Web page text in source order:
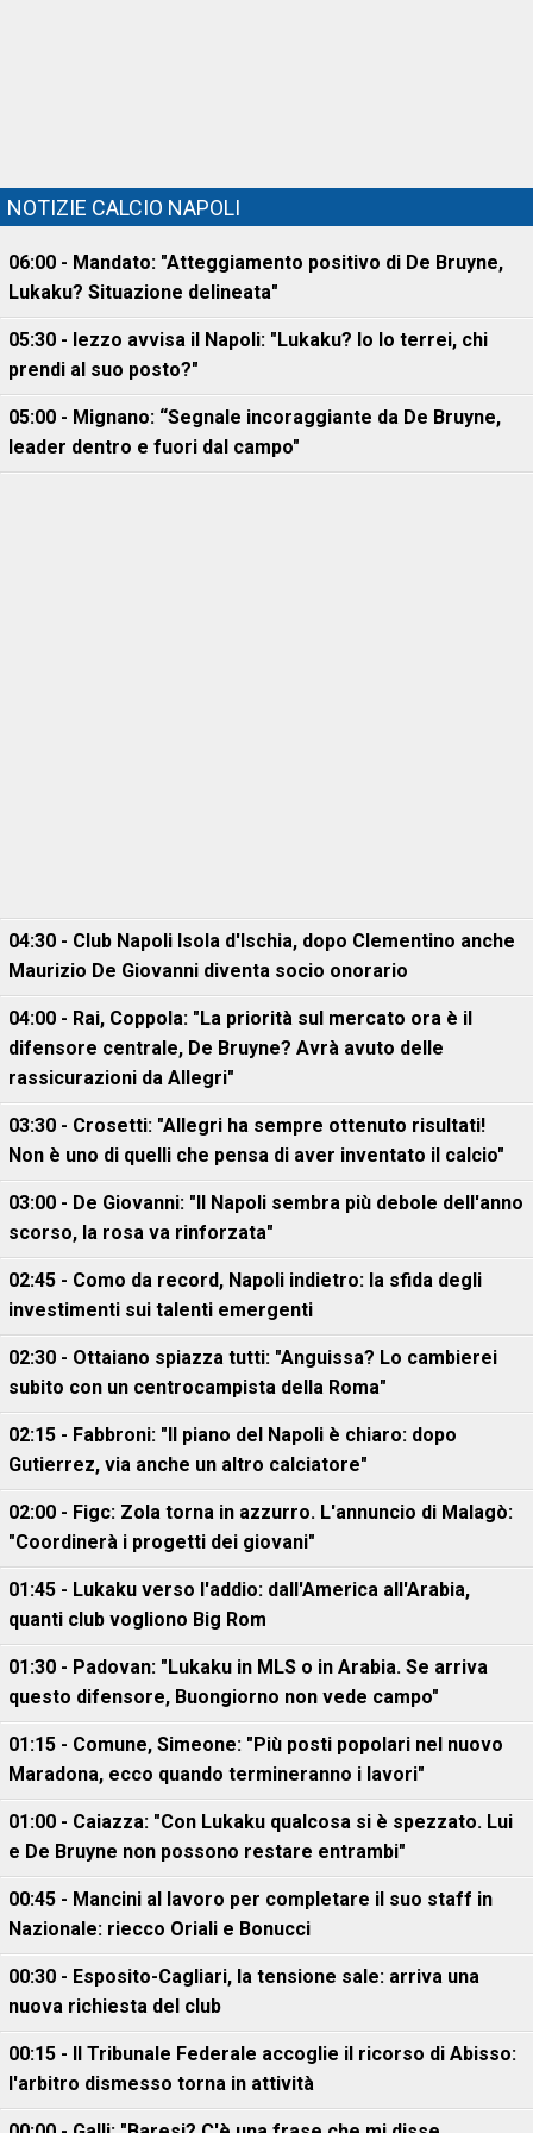
NOTIZIE CALCIO NAPOLI
06:00 - Mandato: "Atteggiamento positivo di De Bruyne,
Lukaku? Situazione delineata"
05:30 - Iezzo avvisa il Napoli: "Lukaku? Io lo terrei, chi
prendi al suo posto?"
05:00 - Mignano: “Segnale incoraggiante da De Bruyne,
leader dentro e fuori dal campo"
04:30 - Club Napoli Isola d'Ischia, dopo Clementino anche
Maurizio De Giovanni diventa socio onorario
04:00 - Rai, Coppola: "La priorità sul mercato ora è il
difensore centrale, De Bruyne? Avrà avuto delle
rassicurazioni da Allegri"
03:30 - Crosetti: "Allegri ha sempre ottenuto risultati!
Non è uno di quelli che pensa di aver inventato il calcio"
03:00 - De Giovanni: "Il Napoli sembra più debole dell'anno
scorso, la rosa va rinforzata"
02:45 - Como da record, Napoli indietro: la sfida degli
investimenti sui talenti emergenti
02:30 - Ottaiano spiazza tutti: "Anguissa? Lo cambierei
subito con un centrocampista della Roma"
02:15 - Fabbroni: "Il piano del Napoli è chiaro: dopo
Gutierrez, via anche un altro calciatore"
02:00 - Figc: Zola torna in azzurro. L'annuncio di Malagò:
"Coordinerà i progetti dei giovani"
01:45 - Lukaku verso l'addio: dall'America all'Arabia,
quanti club vogliono Big Rom
01:30 - Padovan: "Lukaku in MLS o in Arabia. Se arriva
questo difensore, Buongiorno non vede campo"
01:15 - Comune, Simeone: "Più posti popolari nel nuovo
Maradona, ecco quando termineranno i lavori"
01:00 - Caiazza: "Con Lukaku qualcosa si è spezzato. Lui
e De Bruyne non possono restare entrambi"
00:45 - Mancini al lavoro per completare il suo staff in
Nazionale: riecco Oriali e Bonucci
00:30 - Esposito-Cagliari, la tensione sale: arriva una
nuova richiesta del club
00:15 - Il Tribunale Federale accoglie il ricorso di Abisso:
l'arbitro dismesso torna in attività